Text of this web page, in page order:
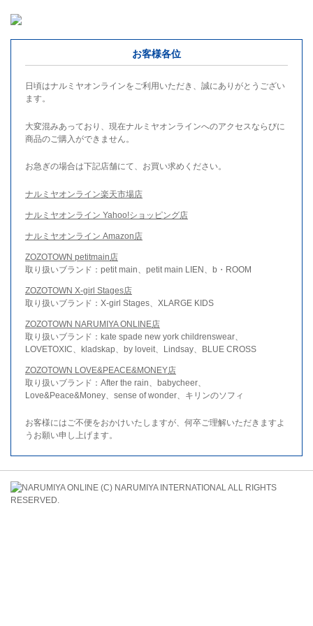
お客様各位
日頃はナルミヤオンラインをご利用いただき、誠にありがとうござい
ます。
大変混みあっており、現在ナルミヤオンラインへのアクセスならびに
商品のご購入ができません。
お急ぎの場合は下記店舗にて、お買い求めください。
ナルミヤオンライン楽天市場店
ナルミヤオンライン Yahoo!ショッピング店
ナルミヤオンライン Amazon店
ZOZOTOWN petitmain店
取り扱いブランド：petit main、petit main LIEN、b・ROOM
ZOZOTOWN X-girl Stages店
取り扱いブランド：X-girl Stages、XLARGE KIDS
ZOZOTOWN NARUMIYA ONLINE店
取り扱いブランド：kate spade new york childrenswear、
LOVETOXIC、kladskap、by loveit、Lindsay、BLUE CROSS
ZOZOTOWN LOVE&PEACE&MONEY店
取り扱いブランド：After the rain、babycheer、
Love&Peace&Money、sense of wonder、キリンのソフィ
お客様にはご不便をおかけいたしますが、何卒ご理解いただきますよ
うお願い申し上げます。